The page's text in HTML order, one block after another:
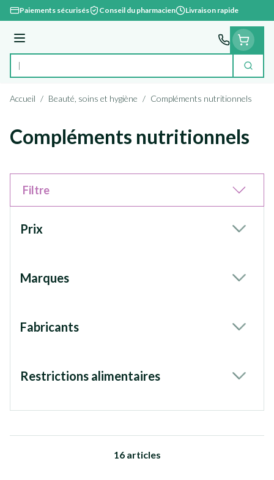
Aller au contenu
Paiements sécurisés Conseil du pharmacien Livraison rapide
Menu
Rechercher
Accueil / Beauté, soins et hygiène / Compléments nutritionnels
Compléments nutritionnels
Filtre
Prix
Marques
Fabricants
Restrictions alimentaires
16articles